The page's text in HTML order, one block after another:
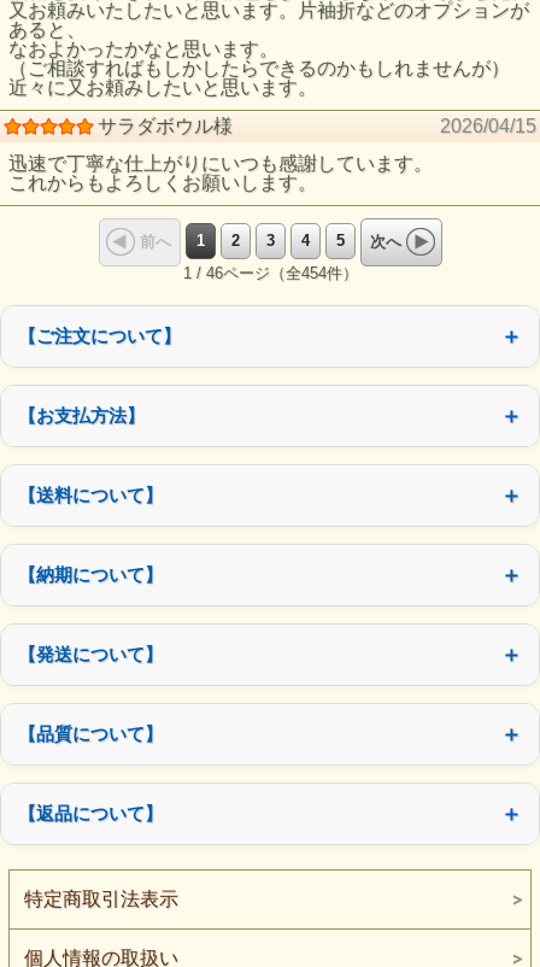
又お頼みいたしたいと思います。片袖折などのオプションが
あると、
なおよかったかなと思います。
（ご相談すればもしかしたらできるのかもしれませんが）
近々に又お頼みしたいと思います。
サラダボウル様
2026/04/15
迅速で丁寧な仕上がりにいつも感謝しています。
これからもよろしくお願いします。
前へ 1 2 3 4 5
次へ
1 / 46ページ（全454件）
【ご注文について】
【お支払方法】
【送料について】
【納期について】
【発送について】
【品質について】
【返品について】
特定商取引法表示
個人情報の取扱い